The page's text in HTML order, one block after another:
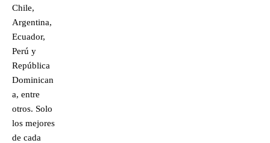
Chile,
Argentina,
Ecuador,
Perú y
República
Dominican
a, entre
otros. Solo
los mejores
de cada